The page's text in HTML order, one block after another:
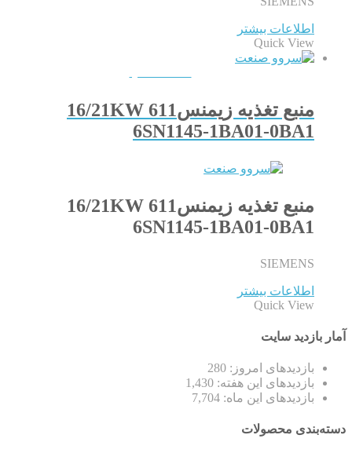
اطلاعات بیشتر
Quick View
منبع تغذیه زیمنس611 16/21KW
6SN1145-1BA01-0BA1
منبع تغذیه زیمنس611 16/21KW
6SN1145-1BA01-0BA1
SIEMENS
اطلاعات بیشتر
Quick View
آمار بازدید سایت
بازدیدهای امروز: 280
بازدیدهای این هفته: 1,430
بازدیدهای این ماه: 7,704
دسته‌بندی محصولات